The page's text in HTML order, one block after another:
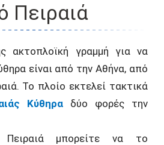
Πειραιά
ακτοπλοϊκή γραμμή για να
είναι από την Αθήνα, από
Το πλοίο εκτελεί τακτικά
Κύθηρα δύο φορές την
μπορείτε να το